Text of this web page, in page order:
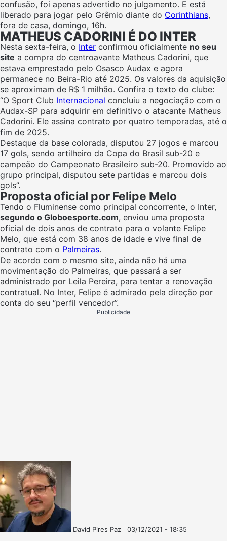
confusão, foi apenas advertido no julgamento. E está
liberado para jogar pelo Grêmio diante do Corinthians,
fora de casa, domingo, 16h.
MATHEUS CADORINI É DO INTER
Nesta sexta-feira, o Inter confirmou oficialmente no seu
site a compra do centroavante Matheus Cadorini, que
estava emprestado pelo Osasco Audax e agora
permanece no Beira-Rio até 2025. Os valores da aquisição
se aproximam de R$ 1 milhão. Confira o texto do clube:
“O Sport Club Internacional concluiu a negociação com o
Audax-SP para adquirir em definitivo o atacante Matheus
Cadorini. Ele assina contrato por quatro temporadas, até o
fim de 2025.
Destaque da base colorada, disputou 27 jogos e marcou
17 gols, sendo artilheiro da Copa do Brasil sub-20 e
campeão do Campeonato Brasileiro sub-20. Promovido ao
grupo principal, disputou sete partidas e marcou dois
gols”.
Proposta oficial por Felipe Melo
Tendo o Fluminense como principal concorrente, o Inter,
segundo o Globoesporte.com, enviou uma proposta
oficial de dois anos de contrato para o volante Felipe
Melo, que está com 38 anos de idade e vive final de
contrato com o Palmeiras.
De acordo com o mesmo site, ainda não há uma
movimentação do Palmeiras, que passará a ser
administrado por Leila Pereira, para tentar a renovação
contratual. No Inter, Felipe é admirado pela direção por
conta do seu “perfil vencedor”.
Publicidade
David Pires Paz
03/12/2021 - 18:35